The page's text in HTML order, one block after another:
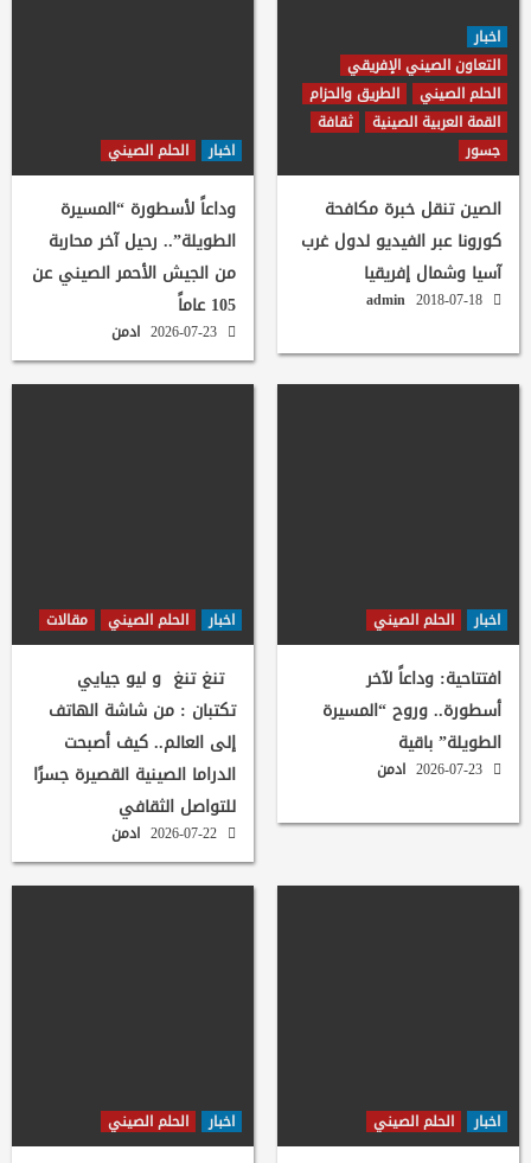
اخبار
التعاون الصيني الإفريقي
الحلم الصيني
الطريق والحزام
القمة العربية الصينية
ثقافة
جسور
الصين تنقل خبرة مكافحة
كورونا عبر الفيديو لدول غرب
آسيا وشمال إفريقيا
admin
اخبار الحلم الصيني
وداعاً لأسطورة “المسيرة
الطويلة”.. رحيل آخر محاربة
من الجيش الأحمر الصيني عن
105 عاماً
ادمن
اخبار الحلم الصيني
افتتاحية: وداعاً لآخر
أسطورة.. وروح “المسيرة
الطويلة” باقية
ادمن
اخبار الحلم الصيني مقالات
تنغ تنغ و ليو جيايي
تكتبان : من شاشة الهاتف
إلى العالم.. كيف أصبحت
الدراما الصينية القصيرة جسرًا
للتواصل الثقافي
ادمن
اخبار الحلم الصيني اخبار الحلم الصيني